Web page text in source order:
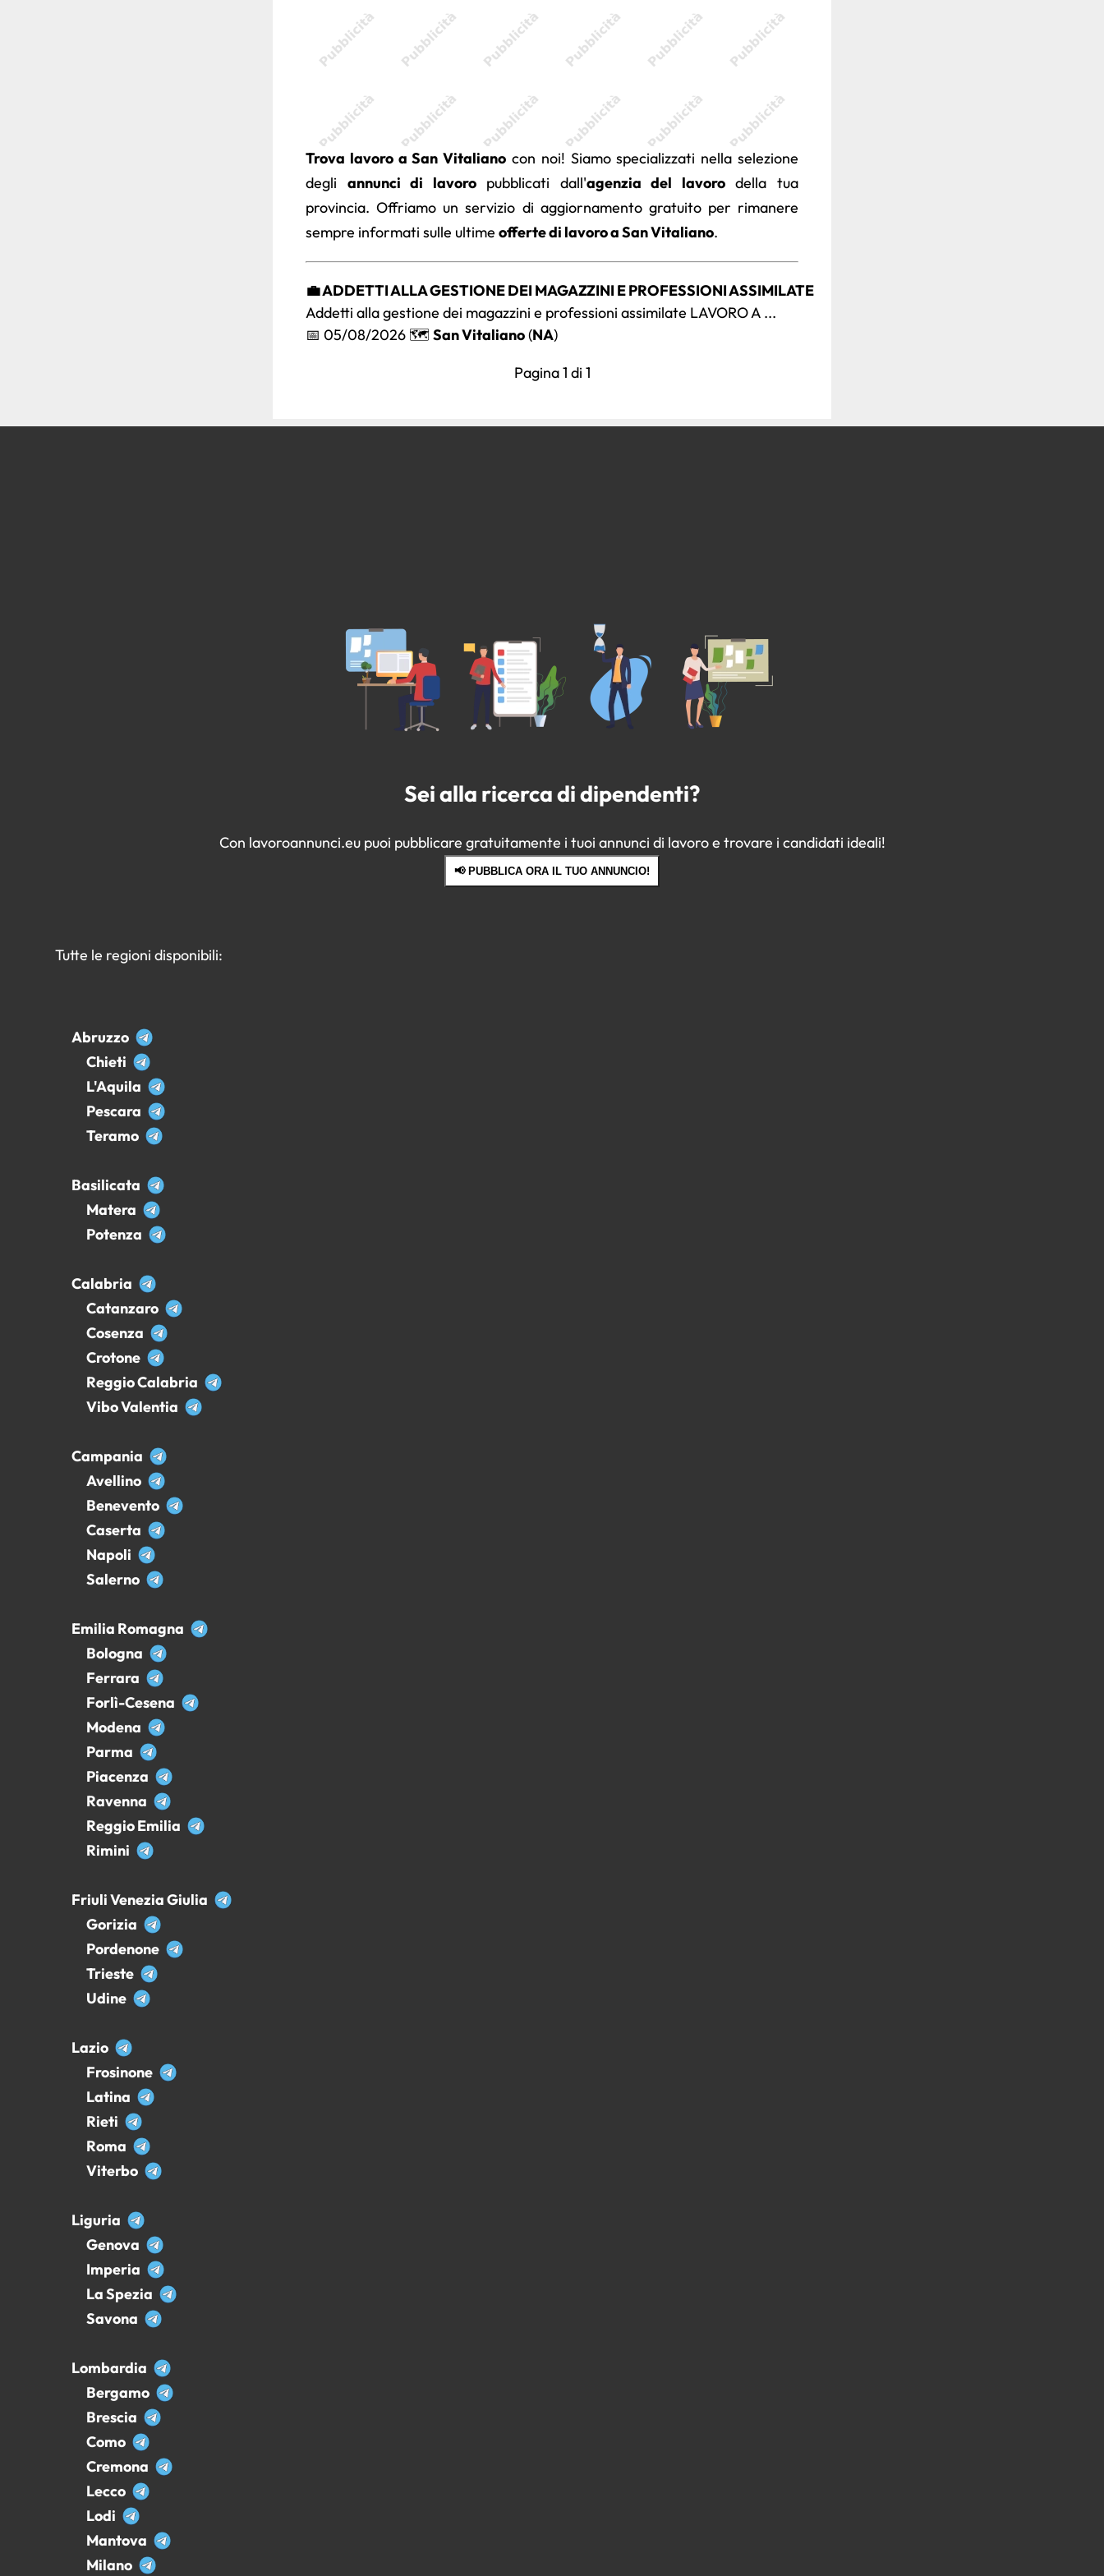
Trova lavoro a San Vitaliano con noi! Siamo specializzati nella selezione
degli annunci di lavoropubblicati dall'agenzia del lavorodella tua
provincia. Offriamo un servizio di aggiornamento gratuito per rimanere
sempre informati sulle ultime offerte di lavoro a San Vitaliano.
💼 ADDETTI ALLA GESTIONE DEI MAGAZZINI E PROFESSIONI ASSIMILATE
Addetti alla gestione dei magazzini e professioni assimilate LAVORO A ...
📅 05/08/2026 🗺️ San Vitaliano(NA)
Pagina 1 di 1
Sei alla ricerca di dipendenti?
Con lavoroannunci.eu puoi pubblicare gratuitamente i tuoi annunci di lavoro e trovare i candidati ideali!
📢 PUBBLICA ORA IL TUO ANNUNCIO!
Tutte le regioni disponibili:
Abruzzo
Chieti
L'Aquila
Pescara
Teramo
Basilicata
Matera
Potenza
Calabria
Catanzaro
Cosenza
Crotone
Reggio Calabria
Vibo Valentia
Campania
Avellino
Benevento
Caserta
Napoli
Salerno
Emilia Romagna
Bologna
Ferrara
Forlì-Cesena
Modena
Parma
Piacenza
Ravenna
Reggio Emilia
Rimini
Friuli Venezia Giulia
Gorizia
Pordenone
Trieste
Udine
Lazio
Frosinone
Latina
Rieti
Roma
Viterbo
Liguria
Genova
Imperia
La Spezia
Savona
Lombardia
Bergamo
Brescia
Como
Cremona
Lecco
Lodi
Mantova
Milano